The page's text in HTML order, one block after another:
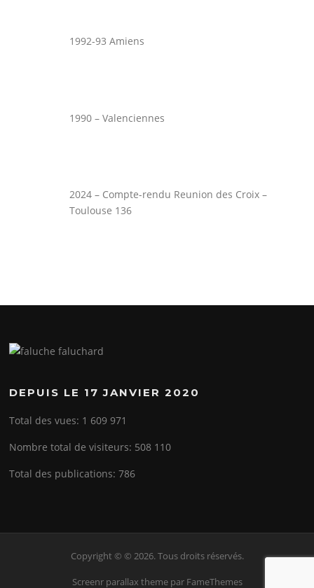
1992-93 Amiens
1990 – Valenciennes
2024 – Compte-rendu Reunion des Croix –
Toulouse 136
DEPUIS LE 17 JANVIER 2020
Total des vues: 1 609 971
Nombre total de visiteurs: 508 110
Total des publications:786
Copyright © © 2026. Tous droits réservés.
Screenr parallax themepar FameThemes